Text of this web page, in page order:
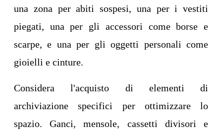
una zona per abiti sospesi, una per i vestiti
piegati, una per gli accessori come borse e
scarpe, e una per gli oggetti personali come
gioielli e cinture.
Considera l'acquisto di elementi di
archiviazione specifici per ottimizzare lo
spazio. Ganci, mensole, cassetti divisori e